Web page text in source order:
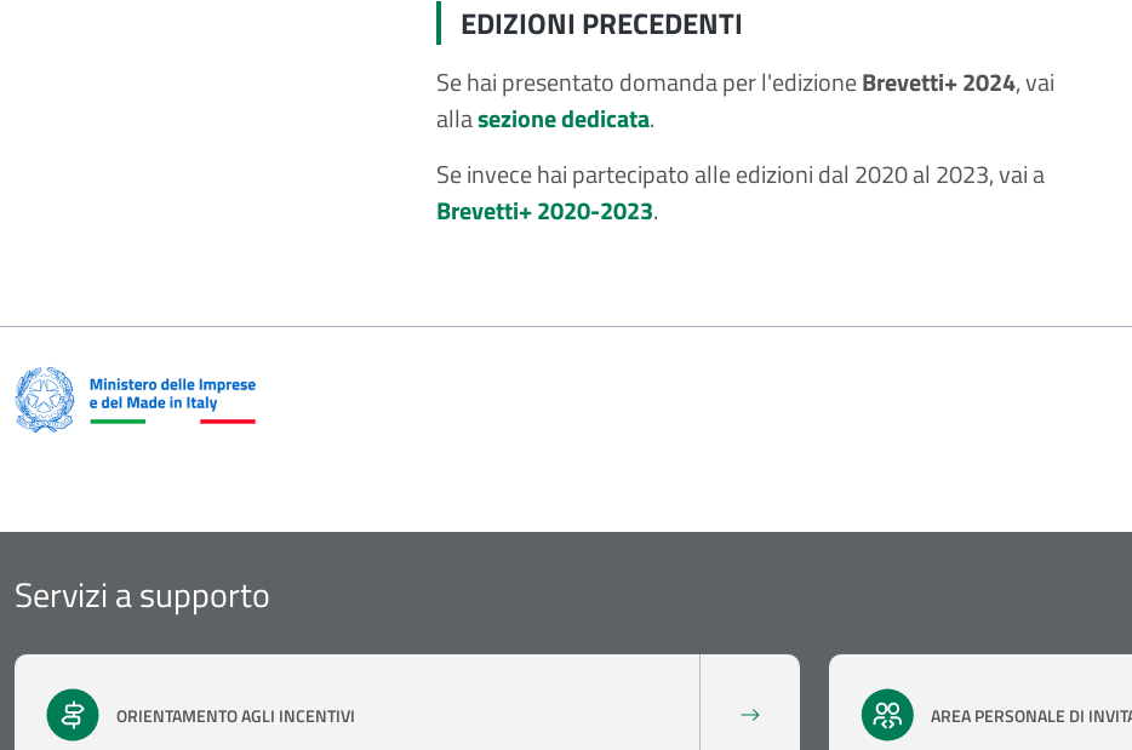
EDIZIONI PRECEDENTI
Se hai presentato domanda per l'edizioneBrevetti+ 2024, vai
allasezione dedicata.
Se invece hai partecipato alle edizioni dal 2020 al 2023, vai a
Brevetti+ 2020-2023.
Servizi a supporto
ORIENTAMENTO AGLI INCENTIVI AREA PERSONALE DI